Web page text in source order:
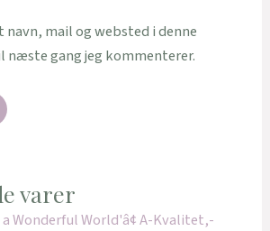
navn, mail og websted i denne
næste gang jeg kommenterer.
varer